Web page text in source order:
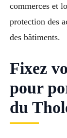
commerces et
protection des
des bâtiments.
Fixez
pour
du